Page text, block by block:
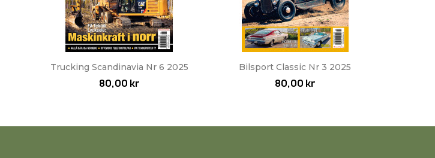
Snabbvy
Trucking Scandinavia Nr 6 2025
80,00 kr
Snabbvy
Bilsport Classic Nr 3 2025
80,00 kr